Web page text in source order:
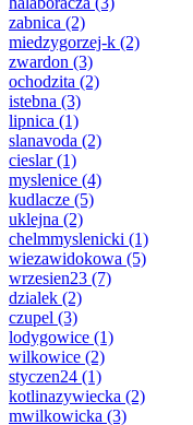
zabnica (2)
miedzygorzej-k (2)
zwardon (3)
ochodzita (2)
istebna (3)
lipnica (1)
slanavoda (2)
cieslar(1)
myslenice (4)
kudlacze (5)
uklejna (2)
chelmmyslenicki (1)
wiezawidokowa (5)
wrzesien23 (7)
dzialek (2)
czupel (3)
lodygowice (1)
wilkowice (2)
styczen24 (1)
kotlinazywiecka (2)
mwilkowicka (3)